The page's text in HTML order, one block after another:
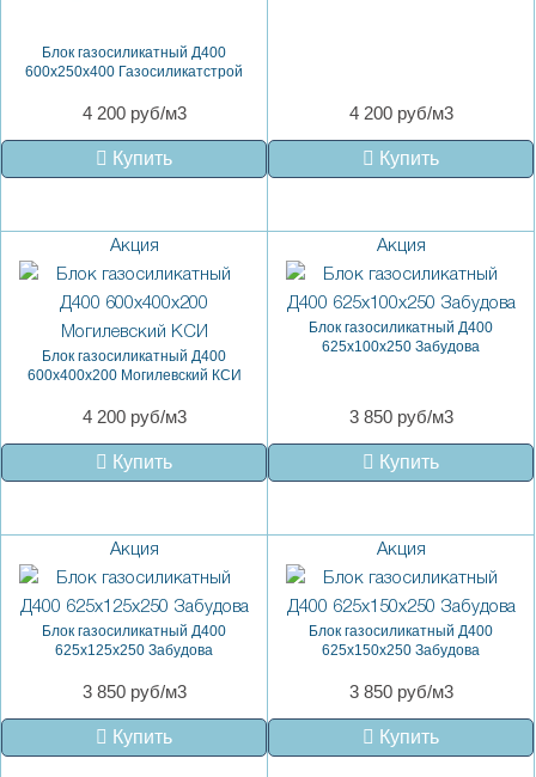
Блок газосиликатный Д400
600х250х400 Газосиликатстрой
4 200 руб/м3
Купить
4 200 руб/м3
Купить
Акция
Блок газосиликатный Д400
600х400х200 Могилевский КСИ
4 200 руб/м3
Купить
Акция
Блок газосиликатный Д400
625x100x250 Забудова
3 850 руб/м3
Купить
Акция
Блок газосиликатный Д400
625x125x250 Забудова
3 850 руб/м3
Купить
Акция
Блок газосиликатный Д400
625x150x250 Забудова
3 850 руб/м3
Купить